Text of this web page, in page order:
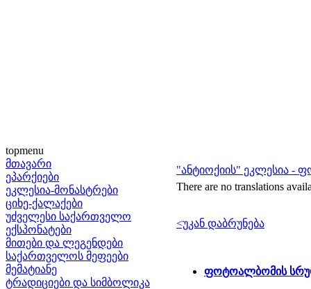
topmenu
მთავარი
ეპარქიები
ეკლესია-მონასტრები
ციხე-ქალაქები
უძველესი საქართველო
ექსპონატები
მითები და ლეგენდები
საქართველოს მეფეები
მემატიანე
ტრადიციები და სიმბოლიკა
"ანტიოქიის" ეკლესია -
There are no translations
<უკან დაბრუნება
ფოტოალბომის